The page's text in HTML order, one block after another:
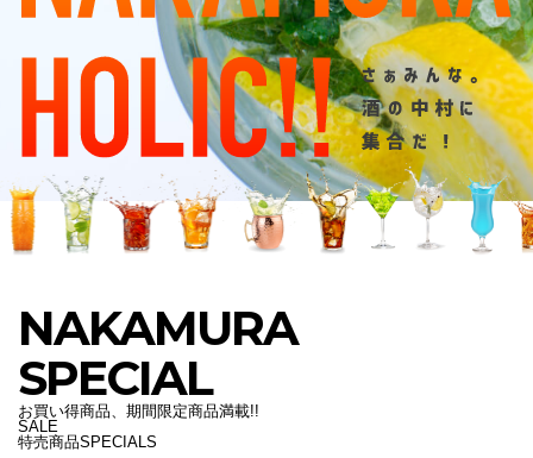
NAKAMURA
SPECIAL
お買い得商品、期間限定商品満載!!
SALE
特売商品SPECIALS